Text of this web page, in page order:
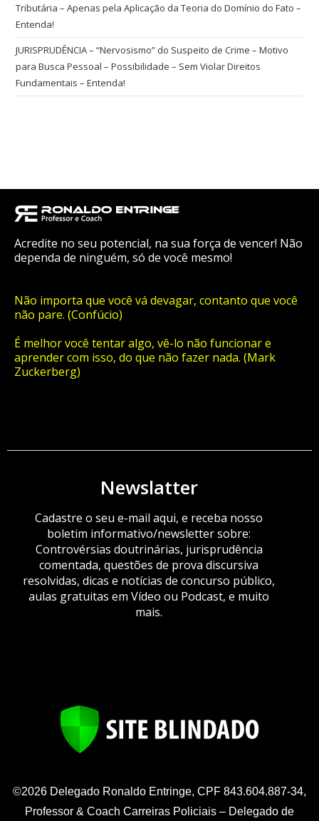
Tributária – Apenas pela Aplicação da Teoria do Domínio do Fato –
Entenda!
JURISPRUDÊNCIA – “Nervosismo” do Suspeito de Crime – Motivo
para Busca Pessoal – Possibilidade – Sem Violar Direitos
Fundamentais – Entenda!
Acredite no seu potencial, na sua força de vencer! Não
dependa de ninguém, só de você mesmo!
Não importa que você vá devagar, contanto que você
não pare. (Confúcio)
É melhor você tentar algo, vê-lo não funcionar e
aprender com isso, do que não fazer nada. (Mark
Zuckerberg)
Newslatter
Cadastre o seu e-mail aqui, e receba nosso
boletim informativo/newsletter sobre:
Controvérsias doutrinárias, jurisprudência
comentada, questões de prova discursiva
resolvidas, dicas e notícias de concurso público,
aulas gratuitas em Vídeo ou Podcast, e muito
mais.
©2026 Delegado Ronaldo Entringe, CPF 843.604.887-34,
Professor & Coach Carreiras Policiais – Delegado de